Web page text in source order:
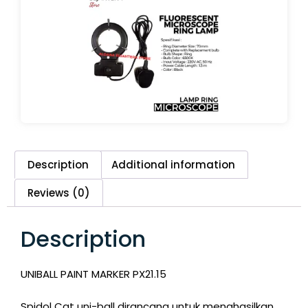
Description
Additional information
Reviews (0)
Description
UNIBALL PAINT MARKER PX21.15